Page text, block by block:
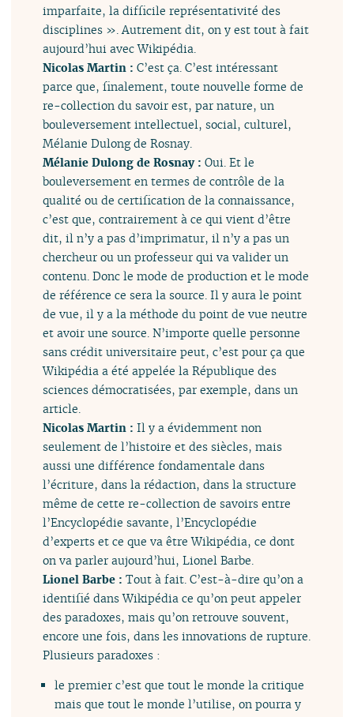
imparfaite, la difficile représentativité des
disciplines ». Autrement dit, on y est tout à fait
aujourd’hui avec Wikipédia.
Nicolas Martin :C’est ça. C’est intéressant
parce que, finalement, toute nouvelle forme de
re-collection du savoir est, par nature, un
bouleversement intellectuel, social, culturel,
Mélanie Dulong de Rosnay.
Mélanie Dulong de Rosnay :Oui. Et le
bouleversement en termes de contrôle de la
qualité ou de certification de la connaissance,
c’est que, contrairement à ce qui vient d’être
dit, il n’y a pas d’imprimatur, il n’y a pas un
chercheur ou un professeur qui va valider un
contenu. Donc le mode de production et le mode
de référence ce sera la source. Il y aura le point
de vue, il y a la méthode du point de vue neutre
et avoir une source. N’importe quelle personne
sans crédit universitaire peut, c’est pour ça que
Wikipédia a été appelée la République des
sciences démocratisées, par exemple, dans un
article.
Nicolas Martin :Il y a évidemment non
seulement de l’histoire et des siècles, mais
aussi une différence fondamentale dans
l’écriture, dans la rédaction, dans la structure
même de cette re-collection de savoirs entre
l’Encyclopédie savante, l’Encyclopédie
d’experts et ce que va être Wikipédia, ce dont
on va parler aujourd’hui, Lionel Barbe.
Lionel Barbe :Tout à fait. C’est-à-dire qu’on a
identifié dans Wikipédia ce qu’on peut appeler
des paradoxes, mais qu’on retrouve souvent,
encore une fois, dans les innovations de rupture.
Plusieurs paradoxes :
le premier c’est que tout le monde la critique
mais que tout le monde l’utilise, on pourra y